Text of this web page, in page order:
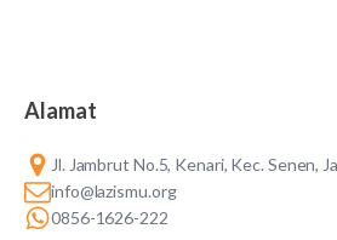
Alamat
Jl. Jambrut No.5, Kenari, Kec. Senen,
info@lazismu.org
0856-1626-222